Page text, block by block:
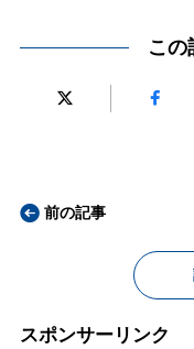
この
前の記事
スポンサーリンク